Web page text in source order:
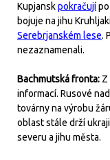
Kupjanskpokračují
bojuje na jihu
Serebrjanském lese.
nezaznamenali.
Bachmutská fronta: Z
informací. Rusové
továrny na výrobu
oblast stále drží
severu a jihu města.